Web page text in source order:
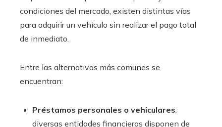
condiciones del mercado, existen distintas vías
para adquirir un vehículo sin realizar el pago total
de inmediato.
Entre las alternativas más comunes se
encuentran:
Préstamos personales o vehiculares:
diversas entidades financieras disponen de